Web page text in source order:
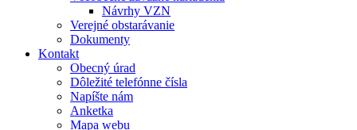
Návrhy VZN
Verejné obstarávanie
Dokumenty
Kontakt
Obecný úrad
Dôležité telefónne čísla
Napíšte nám
Anketka
Mapa webu